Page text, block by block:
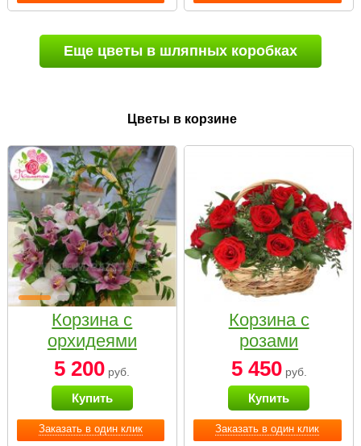
Еще цветы в шляпных коробках
Цветы в корзине
Заказать в один клик
Корзина с
орхидеями
малая
5 200 руб.
Купить
Заказать в один клик
Корзина с
розами
«Красный
Париж»
5 450руб.
Купить